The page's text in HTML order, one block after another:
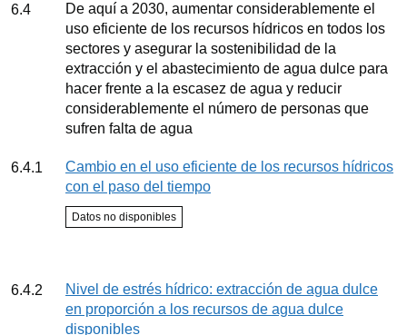
Meta
6.4
De aquí a 2030, aumentar considerablemente el
uso eficiente de los recursos hídricos en todos los
sectores y asegurar la sostenibilidad de la
extracción y el abastecimiento de agua dulce para
hacer frente a la escasez de agua y reducir
considerablemente el número de personas que
sufren falta de agua
Indicador
6.4.1
Cambio en el uso eficiente de los recursos hídricos
con el paso del tiempo
Estado del indicador
Datos no disponibles
Indicador
6.4.2
Nivel de estrés hídrico: extracción de agua dulce
en proporción a los recursos de agua dulce
disponibles